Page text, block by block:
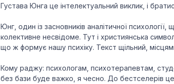
Густава Юнга це інтелектуальний виклик, і
Юнг, один із засновників аналітичної
колективне несвідоме. Тут і християнська
що ж формує нашу психіку. Текст щільний,
Кому раджу: психологам, психотерапевтам,
без бази буде важко, я чесно. До бестселерів